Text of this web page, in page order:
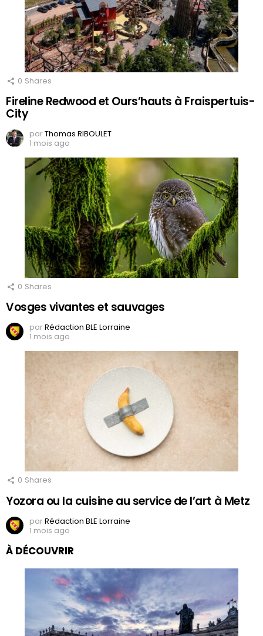
0 Shares
Fireline Redwood et Ours’hauts à Fraispertuis-
City
parThomas RIBOULET
1 mois ago
0 Shares
Vosges vivantes et sauvages
parRédaction BLE Lorraine
1 mois ago
0 Shares
Yozora ou la cuisine au service de l’art à Metz
parRédaction BLE Lorraine
1 mois ago
À DÉCOUVRIR